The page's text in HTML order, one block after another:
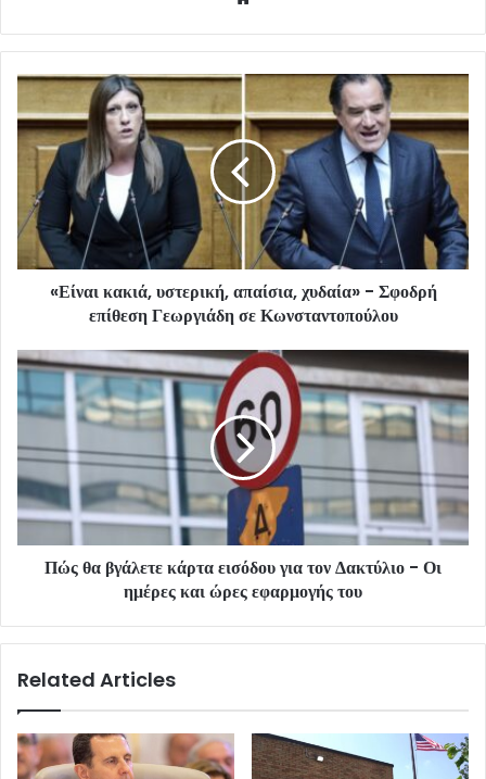
«Είναι κακιά, υστερική, απαίσια, χυδαία» - Σφοδρή
επίθεση Γεωργιάδη σε Κωνσταντοπούλου
Πώς θα βγάλετε κάρτα εισόδου για τον Δακτύλιο - Οι
ημέρες και ώρες εφαρμογής του
Related Articles